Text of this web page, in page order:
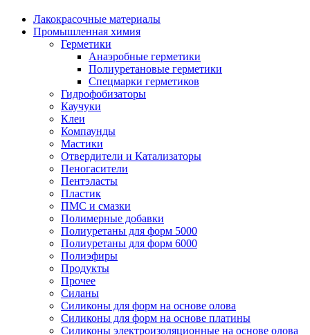
Лакокрасочные материалы
Промышленная химия
Герметики
Анаэробные герметики
Полиуретановые герметики
Спецмарки герметиков
Гидрофобизаторы
Каучуки
Клеи
Компаунды
Мастики
Отвердители и Катализаторы
Пеногасители
Пентэласты
Пластик
ПМС и смазки
Полимерные добавки
Полиуретаны для форм 5000
Полиуретаны для форм 6000
Полиэфиры
Продукты
Прочее
Силаны
Силиконы для форм на основе олова
Силиконы для форм на основе платины
Силиконы электроизоляционные на основе олова